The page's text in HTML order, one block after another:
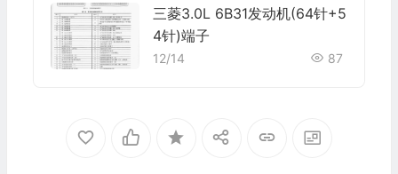
三菱3.0L 6B31发动机(64针+5
4针)端子
12/14 87